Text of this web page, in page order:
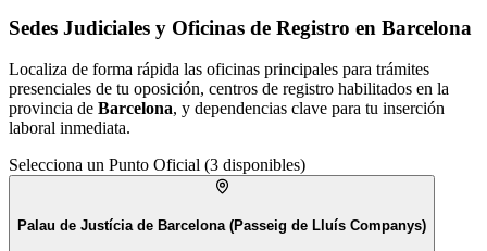
Sedes Judiciales y Oficinas de Registro en Barcelona
Localiza de forma rápida las oficinas principales para trámites
presenciales de tu oposición, centros de registro habilitados en la
provincia de Barcelona, y dependencias clave para tu inserción
laboral inmediata.
Selecciona un Punto Oficial (3 disponibles)
Palau de Justícia de Barcelona (Passeig de Lluís Companys)